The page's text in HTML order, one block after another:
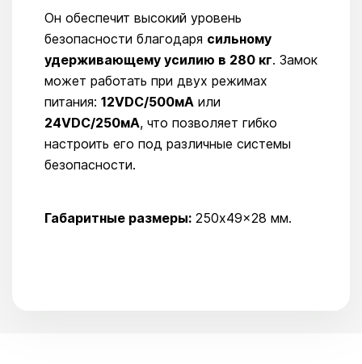
Он обеспечит высокий уровень
безопасности благодаря сильному
удерживающему усилию в 280 кг. Замок
может работать при двух режимах
питания: 12VDC/500мА или
24VDC/250мА, что позволяет гибко
настроить его под различные системы
безопасности.
Габаритные размеры: 250x49x28 мм.